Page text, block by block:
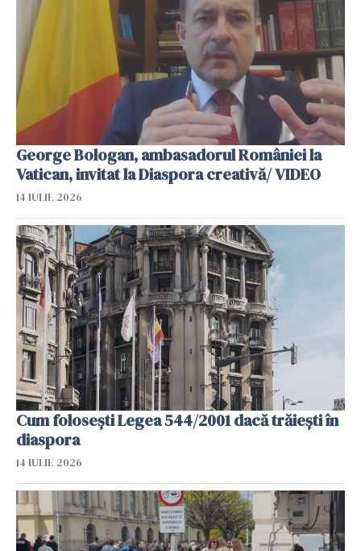
George Bologan, ambasadorul României la
Vatican, invitat la Diaspora creativă/ VIDEO
14 IULIE 2026
Cum folosești Legea 544/2001 dacă trăiești în
diaspora
14 IULIE 2026